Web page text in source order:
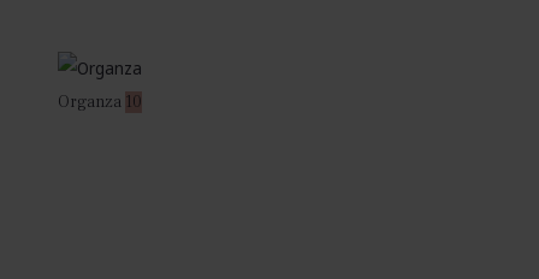
Organza 10